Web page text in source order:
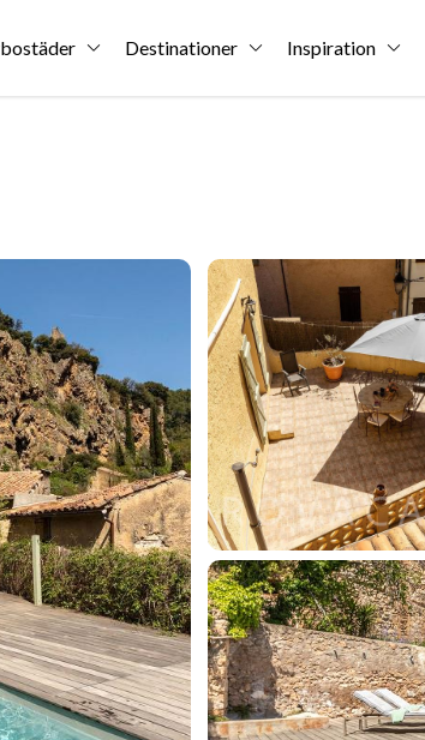
Destinationer Inspiration